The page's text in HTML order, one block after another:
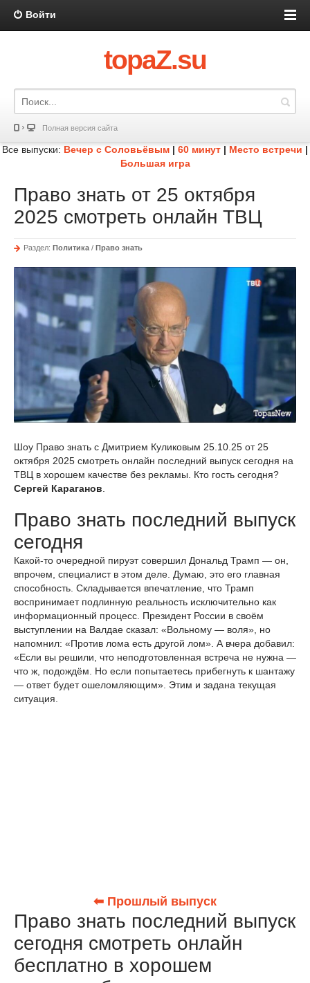
Войти
topaZ.su
Полная версия сайта
Все выпуски: Вечер с Соловьёвым | 60 минут | Место встречи |
Большая игра
Право знать от 25 октября
2025 смотреть онлайн ТВЦ
Раздел: Политика / Право знать
Шоу Право знать с Дмитрием Куликовым 25.10.25 от 25
октября 2025 смотреть онлайн последний выпуск сегодня на
ТВЦ в хорошем качестве без рекламы. Кто гость сегодня?
Сергей Караганов
Право знать последний выпуск
сегодня
Какой-то очередной пируэт совершил Дональд Трамп — он,
впрочем, специалист в этом деле. Думаю, это его главная
способность. Складывается впечатление, что Трамп
воспринимает подлинную реальность исключительно как
информационный процесс. Президент России в своём
выступлении на Валдае сказал: «Вольному — воля», но
напомнил: «Против лома есть другой лом». А вчера добавил:
«Если вы решили, что неподготовленная встреча не нужна —
что ж, подождём. Но если попытаетесь прибегнуть к шантажу
— ответ будет ошеломляющим». Этим и задана текущая
ситуация.
⬅ Прошлый выпуск
Право знать последний выпуск
сегодня смотреть онлайн
бесплатно в хорошем